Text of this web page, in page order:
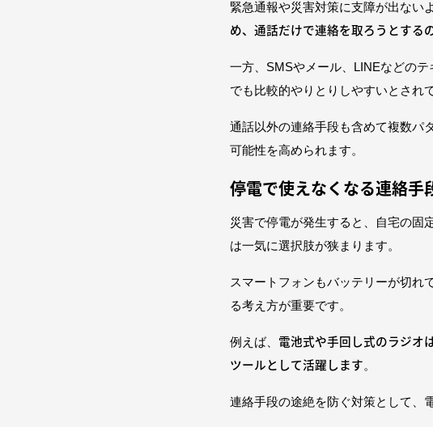
緊急通報や災害対策に支障が出ないよ
め、通話だけで連絡を取ろうとする
一方、SMSやメール、LINEなどの
でも比較的やりとりしやすいとされ
通話以外の連絡手段も含めて複数パ
可能性を高められます。
停電で使えなくなる連絡手
災害で停電が発生すると、自宅の固
は一気に選択肢が狭まります。
スマートフォンもバッテリーが切れ
る考え方が重要です。
例えば、 電池式や手回し式のラジオ
ツールとして活躍します。
連絡手段の途絶を防ぐ対策として、